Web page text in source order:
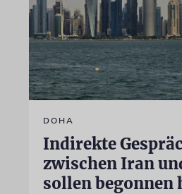
DOHA
Indirekte
zwischen Iran
sollen begonnen